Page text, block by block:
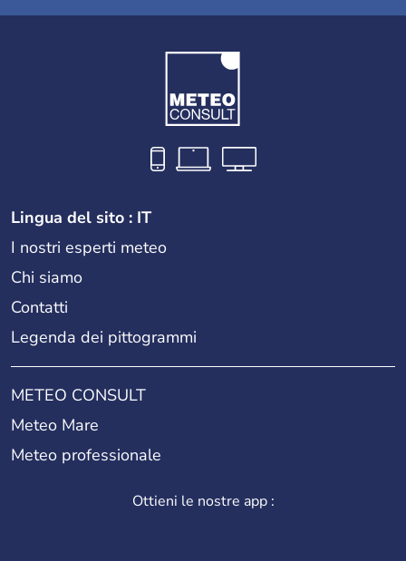
Lingua del sito : IT
I nostri esperti meteo
Chi siamo
Contatti
Legenda dei pittogrammi
METEO CONSULT
Meteo Mare
Meteo professionale
Ottieni le nostre app :